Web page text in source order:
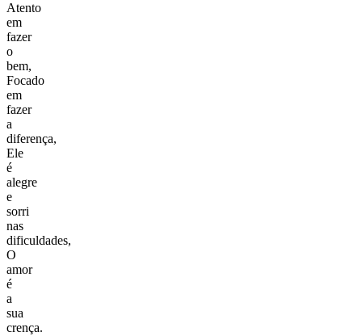
Atento
em
fazer
o
bem,
Focado
em
fazer
a
diferença,
Ele
é
alegre
e
sorri
nas
dificuldades,
O
amor
é
a
sua
crença.